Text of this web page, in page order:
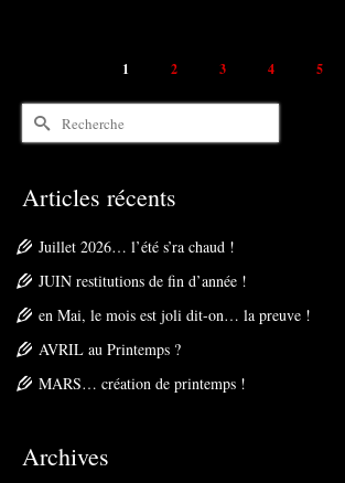
1 2 3 4 5
Rechercher :
Articles récents
Juillet 2026… l’été s’ra chaud !
JUIN restitutions de fin d’année !
en Mai, le mois est joli dit-on… la preuve !
AVRIL au Printemps ?
MARS… création de printemps !
Archives